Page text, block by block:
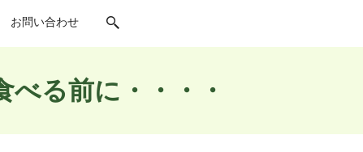
お問い合わせ search
る前に・・・・